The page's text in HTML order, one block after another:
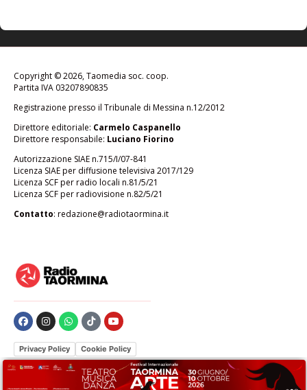
Privacy Policy Cookie Policy
Le tue preferenze relative alla privacy
Copyright © 2026, Taomedia soc. coop.
Partita IVA 03207890835
Registrazione presso il Tribunale di Messina n.12/2012
Direttore editoriale: Carmelo Caspanello
Direttore responsabile: Luciano Fiorino
Autorizzazione SIAE n.715/I/07-841
Licenza SIAE per diffusione televisiva 2017/129
Licenza SCF per radio locali n.81/5/21
Licenza SCF per radiovisione n.82/5/21
Contatto: redazione@radiotaormina.it